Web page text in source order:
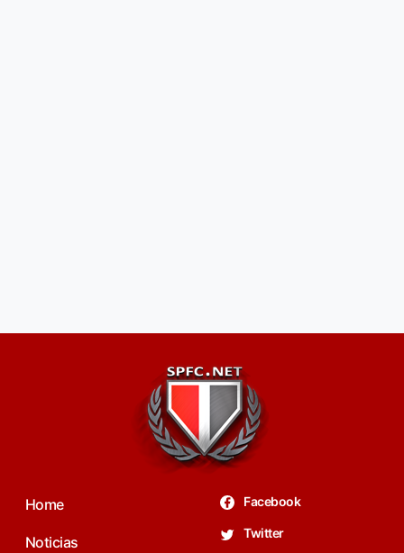
Home
Noticias
Facebook
Twitter